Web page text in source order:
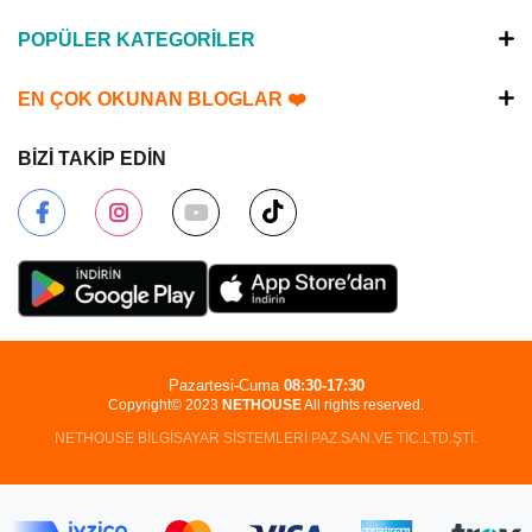
POPÜLER KATEGORİLER
EN ÇOK OKUNAN BLOGLAR ❤️
BİZİ TAKİP EDİN
Copyright© 2023 NETHOUSEAll rights reserved.
NETHOUSE BİLGİSAYAR SİSTEMLERİ PAZ.SAN.VE TİC.LTD.ŞTİ.
Pazartesi-Cuma 08:30-17:30